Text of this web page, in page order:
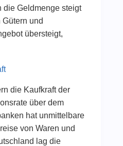
die Geldmenge steigt
und
übersteigt,
die Kaufkraft der
über dem
hat unmittelbare
von Waren und
lag die